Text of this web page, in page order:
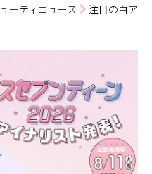
ーティニュース 注目の白アイ